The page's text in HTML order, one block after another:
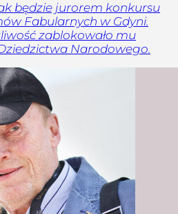
będzie jurorem konkursu
Fabularnych w Gdyni.
zablokowało mu
Narodowego.